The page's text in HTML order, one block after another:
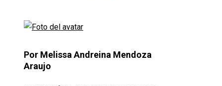
Por Melissa Andreina Mendoza
Araujo